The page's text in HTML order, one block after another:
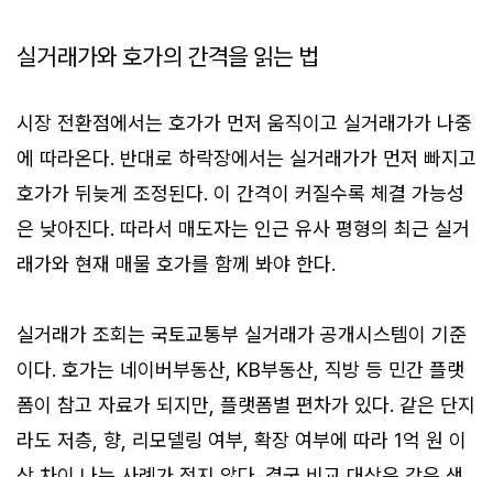
실거래가와 호가의 간격을 읽는 법
시장 전환점에서는 호가가 먼저 움직이고 실거래가가 나중
에 따라온다. 반대로 하락장에서는 실거래가가 먼저 빠지고
호가가 뒤늦게 조정된다. 이 간격이 커질수록 체결 가능성
은 낮아진다. 따라서 매도자는 인근 유사 평형의 최근 실거
래가와 현재 매물 호가를 함께 봐야 한다.
실거래가 조회는 국토교통부 실거래가 공개시스템이 기준
이다. 호가는 네이버부동산, KB부동산, 직방 등 민간 플랫
폼이 참고 자료가 되지만, 플랫폼별 편차가 있다. 같은 단지
라도 저층, 향, 리모델링 여부, 확장 여부에 따라 1억 원 이